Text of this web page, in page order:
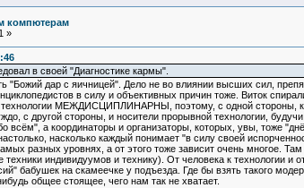
компютерам
»
в своей "Диагностике кармы".
"Божий дар с яичницей". Дело не во влиянии высших сил,
в силу и объективных причин тоже. Виток
МЕЖДИСЦИПЛИНАРНЫ, поэтому, с одной стороны,
с другой стороны, и носители прорывной технологии,
всём", а координаторы и организаторы, которых, увы, тоже
насколько каждый понимает "в силу своей
разных уровнях, а от этого тоже зависит очень многое.
индивидуумов и технику). От человека к технологии
бабушек на скамеечке у подъезда. Где бы взять такого
общее стоящее, чего нам так не хватает.